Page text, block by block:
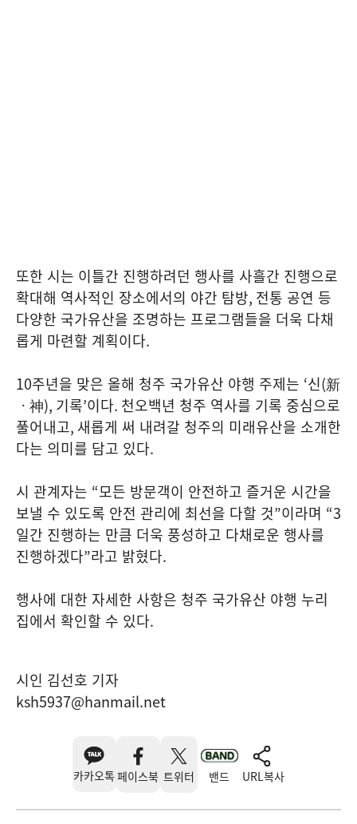
또한 시는 이틀간 진행하려던 행사를 사흘간 진행으로
확대해 역사적인 장소에서의 야간 탐방, 전통 공연 등
다양한 국가유산을 조명하는 프로그램들을 더욱 다채
롭게 마련할 계획이다.
10주년을 맞은 올해 청주 국가유산 야행 주제는 ‘신(新
ㆍ神), 기록’이다. 천오백년 청주 역사를 기록 중심으로
풀어내고, 새롭게 써 내려갈 청주의 미래유산을 소개한
다는 의미를 담고 있다.
시 관계자는 “모든 방문객이 안전하고 즐거운 시간을
보낼 수 있도록 안전 관리에 최선을 다할 것”이라며 “3
일간 진행하는 만큼 더욱 풍성하고 다채로운 행사를
진행하겠다”라고 밝혔다.
행사에 대한 자세한 사항은 청주 국가유산 야행 누리
집에서 확인할 수 있다.
시인 김선호 기자
ksh5937@hanmail.net
카카오톡 페이스북 트위터 밴드 URL복사